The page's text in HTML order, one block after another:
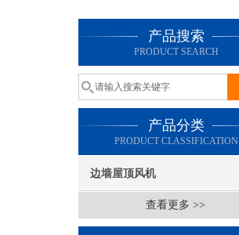
产品搜索
PRODUCT SEARCH
产品分类
PRODUCT CLASSIFICATION
边墙屋顶风机
查看更多 >>